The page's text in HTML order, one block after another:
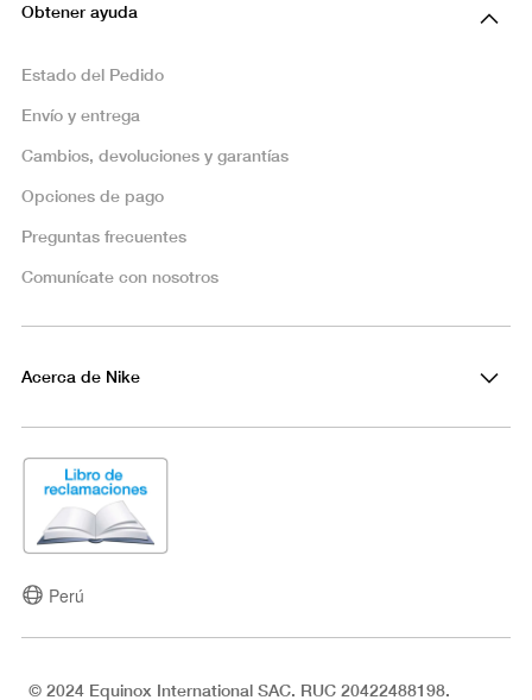
Obtener ayuda
Estado del Pedido
Envío y entrega
Cambios, devoluciones y garantías
Opciones de pago
Preguntas frecuentes
Comunícate con nosotros
Acerca de Nike
Perú
© 2024 Equinox International SAC. RUC 20422488198.